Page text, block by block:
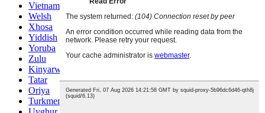
Vietnamese
Welsh
Xhosa
Yiddish
Yoruba
Zulu
Kinyarwanda
Tatar
Oriya
Turkmen